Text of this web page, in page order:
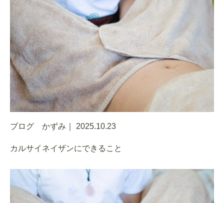
ブログ かずみ｜ 2025.10.23
カルサイネイザンにできること